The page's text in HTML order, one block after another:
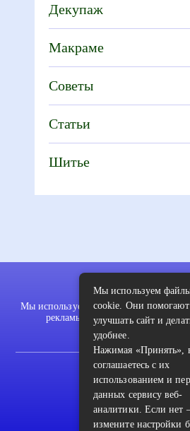
Декупаж
Макраме
Советы
Статьи
Шитье
Мы используем файлы cookie для
рекламы и/или контента и
2022 ©
Карта сайта
Контакты
Мы используем
cookie. Они помогают
улучшать сайт и
удобнее.
Нажимая «Принять»,
соглашаетесь с их
использованием и
данных сервису веб-
аналитики. Если нет
измените настройки